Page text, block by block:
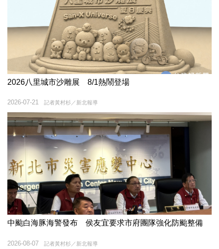
2026八里城市沙雕展 8/1熱鬧登場
記者黃村杉／新北報導
2026-07-21
中颱白海豚海警發布 侯友宜要求市府團隊強化防颱整備
記者黃村杉／新北報導
2026-08-07